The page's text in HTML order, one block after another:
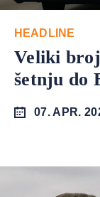
HEADLINE
Veliki
šetnju do
07. APR.